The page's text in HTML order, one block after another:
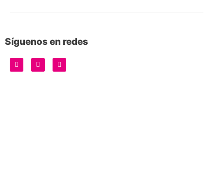
Síguenos en redes